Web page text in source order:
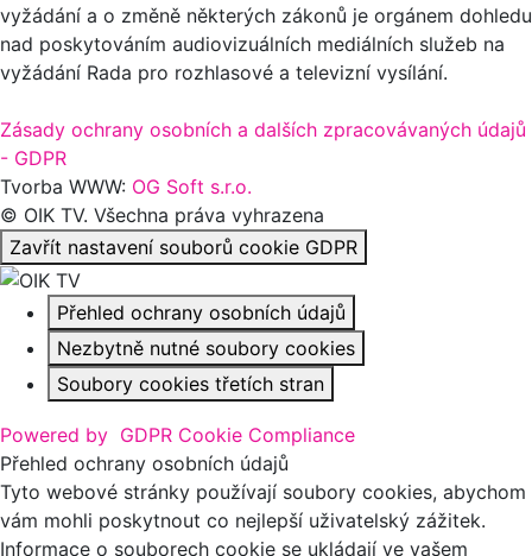
vyžádání a o změně některých zákonů je orgánem dohledu
nad poskytováním audiovizuálních mediálních služeb na
vyžádání Rada pro rozhlasové a televizní vysílání.
Zásady ochrany osobních a dalších zpracovávaných údajů
- GDPR
Tvorba WWW: OG Soft s.r.o.
© OIK TV. Všechna práva vyhrazena
Zavřít nastavení souborů cookie GDPR
Přehled ochrany osobních údajů
Nezbytně nutné soubory cookies
Soubory cookies třetích stran
Powered by GDPR Cookie Compliance
Přehled ochrany osobních údajů
Tyto webové stránky používají soubory cookies, abychom
vám mohli poskytnout co nejlepší uživatelský zážitek.
Informace o souborech cookie se ukládají ve vašem